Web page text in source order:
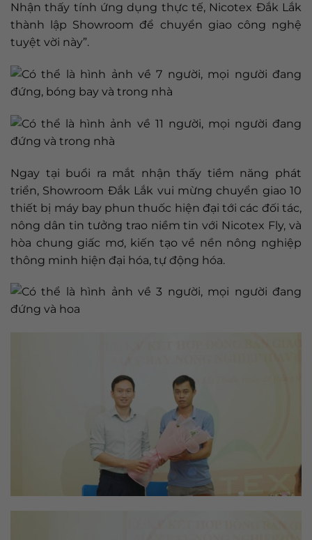
Nhận thấy tính ứng dụng thực tế, Nicotex Đắk Lắk
thành lập Showroom để chuyển giao công nghệ
tuyệt vời này”.
Ngay tại buổi ra mắt nhận thấy tiềm năng phát
triển, Showroom Đắk Lắk vui mừng chuyển giao 10
thiết bị máy bay phun thuốc hiện đại tới các đối tác,
nông dân tin tưởng trao niềm tin với Nicotex Fly, và
hòa chung giấc mơ, kiến tạo về nền nông nghiệp
thông minh hiện đại hóa, tự động hóa.